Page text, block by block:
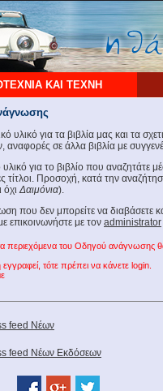
ΚΑΙ ΤΕΧΝΗ
υλικό για τα βιβλία μας και τα
σε άλλα βιβλία με
υλικό για το βιβλίο που αναζητάτε
τίτλοι. Προσοχή, κατά την
όχιΔαιμόνια).
που δεν μπορείτε να διαβάσετε
επικοινωνήστε με τον administrator
τα περιεχόμενα του Οδηγού
τότε πρέπει να κάνετε login.
feed Νέων
feed Νέων Εκδόσεων